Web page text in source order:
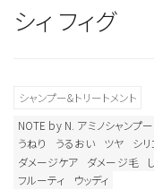
シィ フィグ
シャンプー&トリートメント
NOTE by N. アミノシャンプ
うねり
うるおい ツヤ
シ
ダメージケア
ダメージ毛
フルーティ
ウッディ